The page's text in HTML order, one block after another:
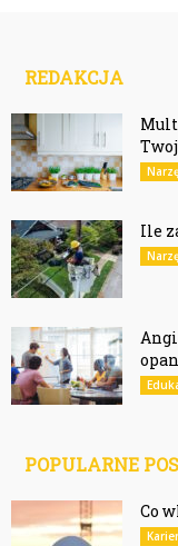
REDAKCJA
Ile
POPULARNE
Co